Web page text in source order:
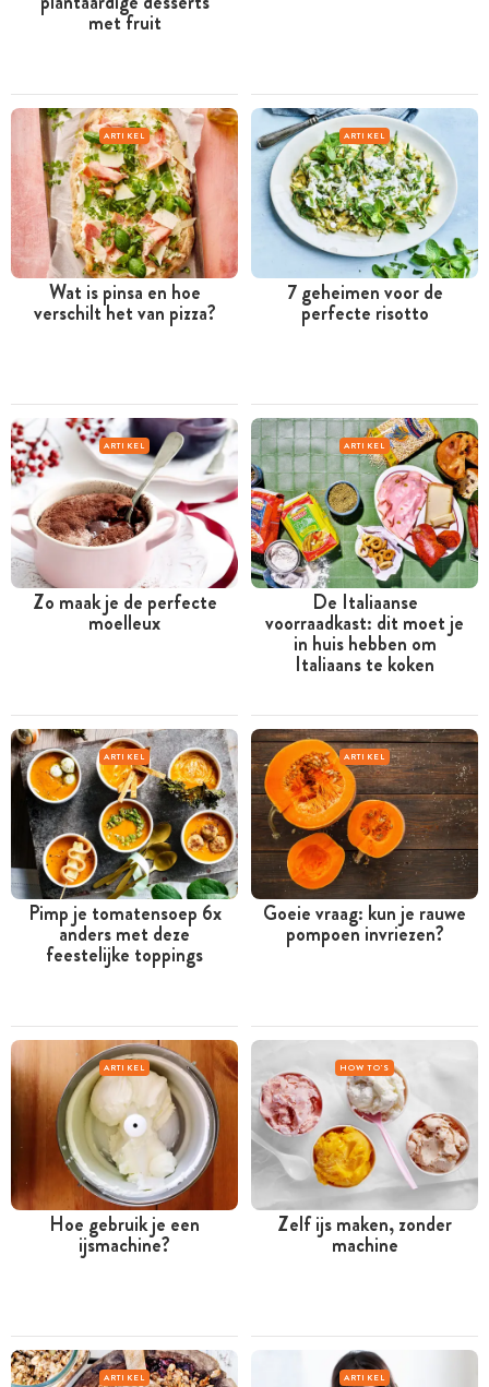
met fruit
ARTIKEL
Wat is pinsa en hoe
verschilt het van pizza?
ARTIKEL
7 geheimen voor de
perfecte risotto
ARTIKEL
Zo maak je de perfecte
moelleux
ARTIKEL
De Italiaanse
voorraadkast: dit moet je
in huis hebben om
Italiaans te koken
ARTIKEL
Pimp je tomatensoep 6x
anders met deze
feestelijke toppings
ARTIKEL
Goeie vraag: kun je rauwe
pompoen invriezen?
ARTIKEL
Hoe gebruik je een
ijsmachine?
HOW TO'S
Zelf ijs maken, zonder
machine
ARTIKEL ARTIKEL